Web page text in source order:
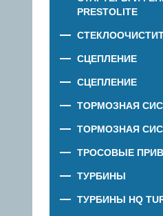
PRESTOLITE
СЦЕПЛЕНИЕ
СЦЕПЛЕНИЕ
ТОРМОЗНАЯ
ТОРМОЗНАЯ
ТРОСОВЫЕ
ТУРБИНЫ
ТУРБИНЫ HQ